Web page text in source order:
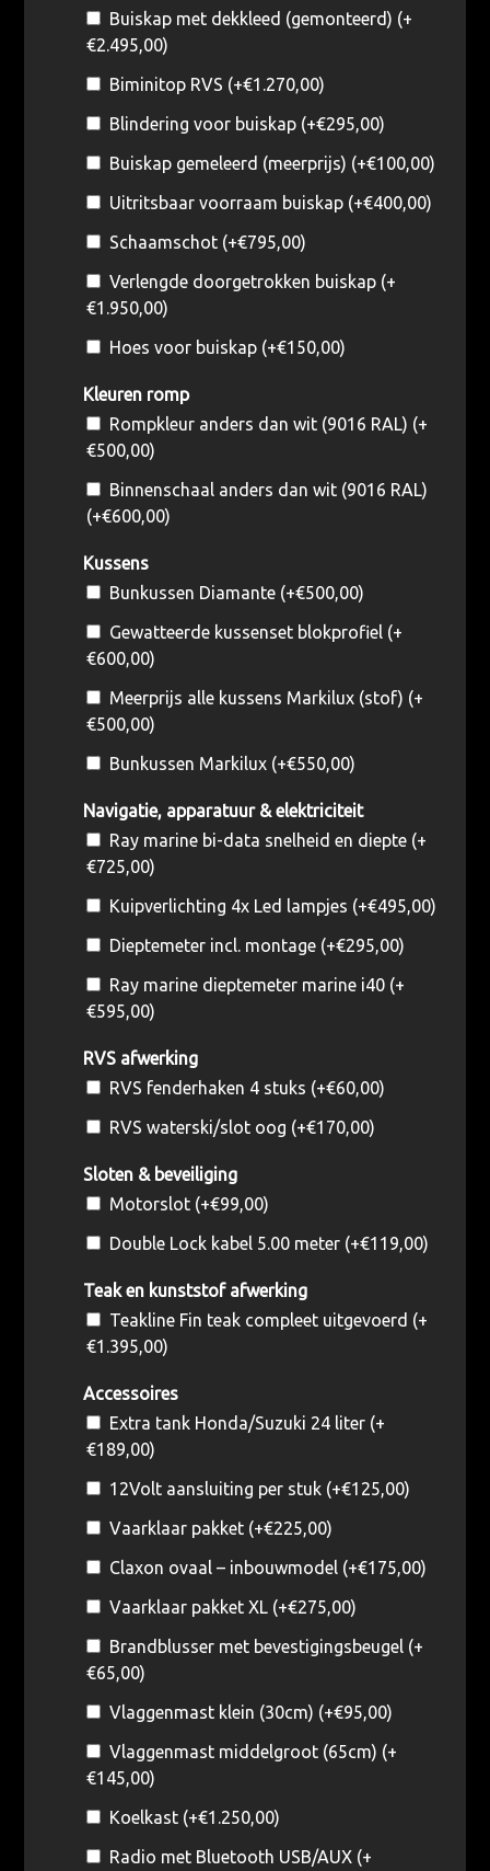
Buiskap met dekkleed (gemonteerd) (+
€2.495,00)
Biminitop RVS (+€1.270,00)
Blindering voor buiskap (+€295,00)
Buiskap gemeleerd (meerprijs) (+€100,00)
Uitritsbaar voorraam buiskap (+€400,00)
Schaamschot (+€795,00)
Verlengde doorgetrokken buiskap (+
€1.950,00)
Hoes voor buiskap (+€150,00)
Kleuren romp
Rompkleur anders dan wit (9016 RAL) (+
€500,00)
Binnenschaal anders dan wit (9016 RAL)
(+€600,00)
Kussens
Bunkussen Diamante (+€500,00)
Gewatteerde kussenset blokprofiel (+
€600,00)
Meerprijs alle kussens Markilux (stof) (+
€500,00)
Bunkussen Markilux (+€550,00)
Navigatie, apparatuur & elektriciteit
Ray marine bi-data snelheid en diepte (+
€725,00)
Kuipverlichting 4x Led lampjes (+€495,00)
Dieptemeter incl. montage (+€295,00)
Ray marine dieptemeter marine i40 (+
€595,00)
RVS afwerking
RVS fenderhaken 4 stuks (+€60,00)
RVS waterski/slot oog (+€170,00)
Sloten & beveiliging
Motorslot (+€99,00)
Double Lock kabel 5.00 meter (+€119,00)
Teak en kunststof afwerking
Teakline Fin teak compleet uitgevoerd (+
€1.395,00)
Accessoires
Extra tank Honda/Suzuki 24 liter (+
€189,00)
12Volt aansluiting per stuk (+€125,00)
Vaarklaar pakket (+€225,00)
Claxon ovaal – inbouwmodel (+€175,00)
Vaarklaar pakket XL (+€275,00)
Brandblusser met bevestigingsbeugel (+
€65,00)
Vlaggenmast klein (30cm) (+€95,00)
Vlaggenmast middelgroot (65cm) (+
€145,00)
Koelkast (+€1.250,00)
Radio met Bluetooth USB/AUX (+